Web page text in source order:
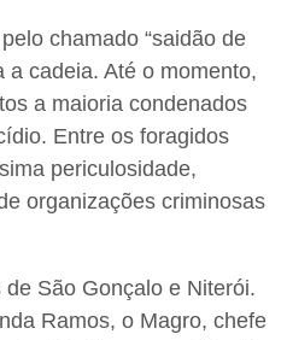
chamado “saidão de
a cadeia. Até o momento,
a maioria condenados
Entre os foragidos
periculosidade,
organizações criminosas
São Gonçalo e Niterói.
Ramos, o Magro, chefe